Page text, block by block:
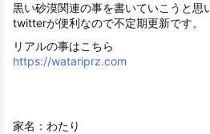
黒い砂漠関連の事を書いていこうと思
twitterが便利なので不定期更新です。
リアルの事はこちら
https://watariprz.com
家名：わたり